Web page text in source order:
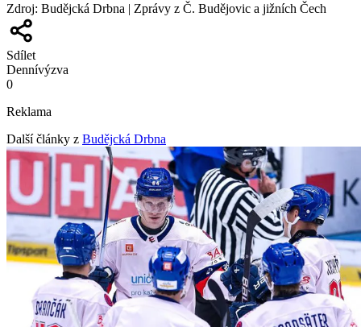
Zdroj: Budějcká Drbna | Zprávy z Č. Budějovic a jižních Čech
Sdílet
Dennívýzva
0
Reklama
Další články z Budějcká Drbna